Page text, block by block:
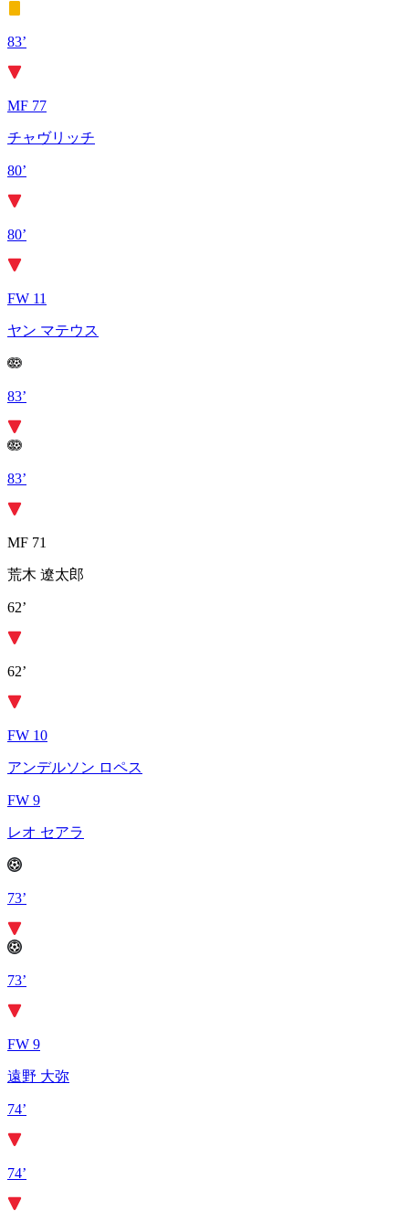
83’
MF 77
チャヴリッチ
80’
80’
FW 11
ヤン マテウス
83’
83’
MF 71
荒木 遼太郎
62’
62’
FW 10
アンデルソン ロペス
FW 9
レオ セアラ
73’
73’
FW 9
遠野 大弥
74’
74’